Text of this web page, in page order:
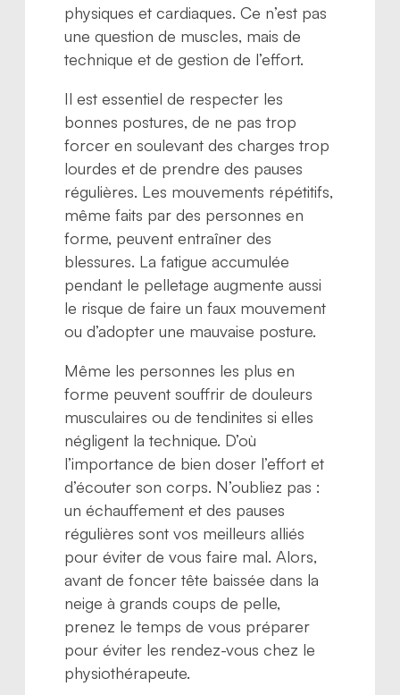
physiques et cardiaques. Ce n’est pas
une question de muscles, mais de
technique et de gestion de l’effort.
Il est essentiel de respecter les
bonnes postures, de ne pas trop
forcer en soulevant des charges trop
lourdes et de prendre des pauses
régulières. Les mouvements répétitifs,
même faits par des personnes en
forme, peuvent entraîner des
blessures. La fatigue accumulée
pendant le pelletage augmente aussi
le risque de faire un faux mouvement
ou d’adopter une mauvaise posture.
Même les personnes les plus en
forme peuvent souffrir de douleurs
musculaires ou de tendinites si elles
négligent la technique. D’où
l’importance de bien doser l’effort et
d’écouter son corps. N’oubliez pas :
un échauffement et des pauses
régulières sont vos meilleurs alliés
pour éviter de vous faire mal. Alors,
avant de foncer tête baissée dans la
neige à grands coups de pelle,
prenez le temps de vous préparer
pour éviter les rendez-vous chez le
physiothérapeute.